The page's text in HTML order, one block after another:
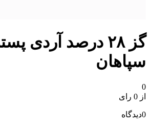
گز ۲۸ درصد آردی
سپاهان
0
از 0 رای
0دیدگاه